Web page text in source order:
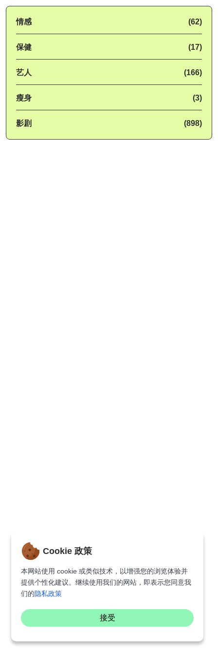
情感 (62)
保健 (17)
艺人 (166)
瘦身 (3)
影剧 (898)
Cookie 政策
本网站使用 cookie 或类似技术，以增强您的浏览体验并
提供个性化建议。继续使用我们的网站，即表示您同意我
们的隐私政策
接受